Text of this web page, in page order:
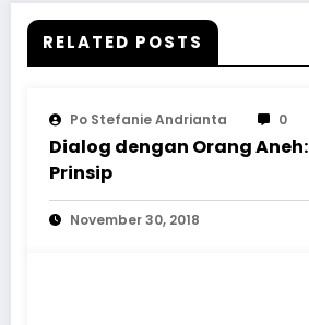
RELATED POSTS
Po Stefanie Andrianta 0
Dialog dengan Orang
Prinsip
November 30, 2018